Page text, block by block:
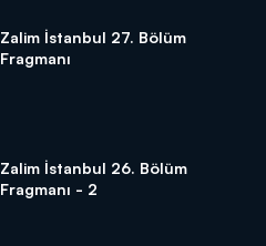
Zalim İstanbul 27. Bölüm
Fragmanı
Zalim İstanbul 26. Bölüm
Fragmanı - 2